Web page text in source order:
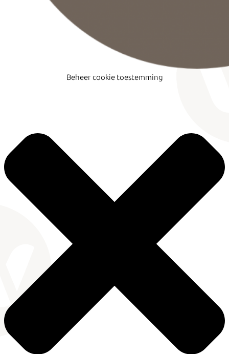
Beheer cookie toestemming